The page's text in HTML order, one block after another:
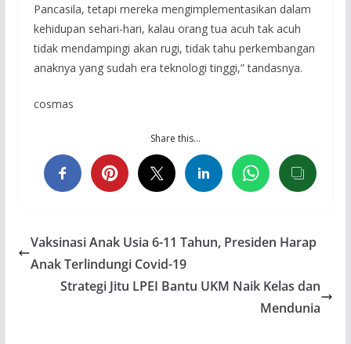
Pancasila, tetapi mereka mengimplementasikan dalam
kehidupan sehari-hari, kalau orang tua acuh tak acuh
tidak mendampingi akan rugi, tidak tahu perkembangan
anaknya yang sudah era teknologi tinggi,” tandasnya.
cosmas
Share this…
Vaksinasi Anak Usia 6-11 Tahun, Presiden Harap
Anak Terlindungi Covid-19
Strategi Jitu LPEI Bantu UKM Naik Kelas dan
Mendunia